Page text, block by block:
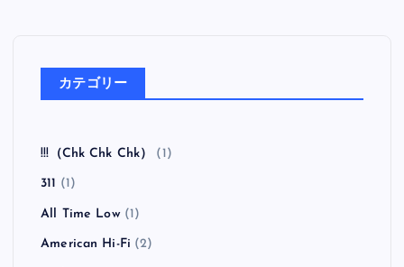
カテゴリー
!!!（Chk Chk Chk） (1)
311 (1)
All Time Low(1)
American Hi-Fi (2)